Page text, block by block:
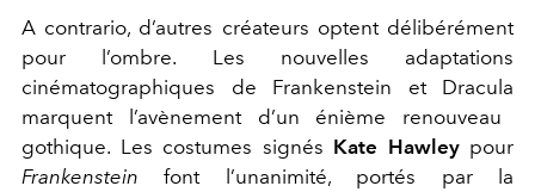
A contrario, d’autres créateurs optent délibérément
pour l’ombre. Les nouvelles adaptations
cinématographiques de Frankenstein et Dracula
marquent l’avènement d’un énième renouveau
gothique. Les costumes signés Kate Hawleypour
Frankenstein font l’unanimité, portés par la